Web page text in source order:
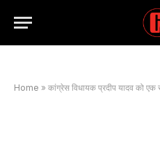
Home » कांग्रेस विधायक प्रदीप यादव को एक